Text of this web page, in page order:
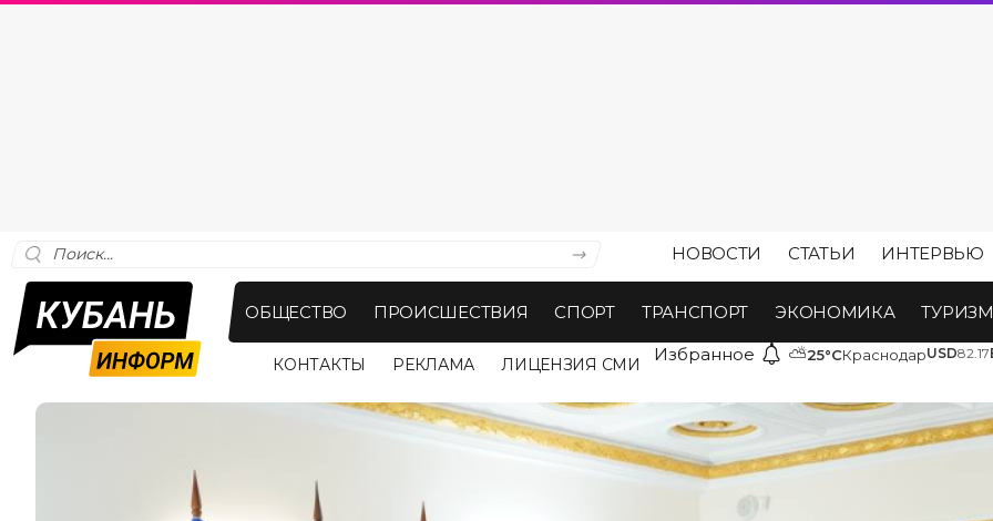
НОВОСТИ СТАТЬИ ИНТЕРВЬЮ
ОБЩЕСТВО ПРОИСШЕСТВИЯ СПОРТ ТРАНСПОРТ ЭКОНОМИКА ТУРИЗМ
КОНТАКТЫ РЕКЛАМА ЛИЦЕНЗИЯ СМИ Избранное ⛅25°CКраснодарUSD82.17